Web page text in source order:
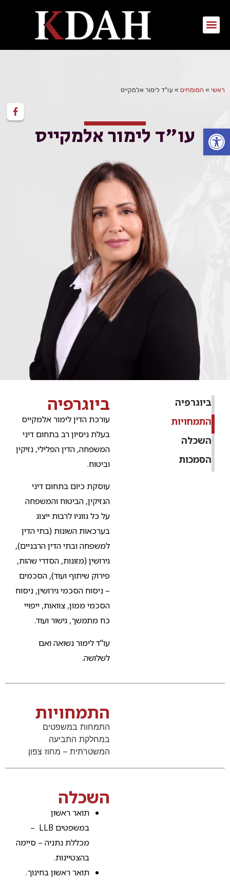
פתח סרגל נגישות
ראשי » המומחים » עו"ד לימור אלמקייס
עו"ד לימור אלמקייס
ביוגרפיה
התמחויות
השכלה
הסמכות
ביוגרפיה
עורכת הדין לימור אלמקייס
בעלת ניסיון רב בתחום דיני
המשפחה, הדין הפלילי, נזיקין
וביטוח.
עוסקת כיום בתחום דיני
הנזיקין, הביטוח והמשפחה
על כל גווניו לרבות ייצוג
בערכאות השונות (בתי הדין
למשפחה ובתי הדין הרבניים),
גירושין (מזונות, הסדרי שהות,
פירוק שיתוף ועוד), הסכמים
– ניסוח הסכמי גירושין, ניסוח
הסכמי ממון, צוואות, ייפויי
כח מתמשך, גישור ועוד.
עו"ד לימור נשואה ואם
לשלושה.
התמחויות
התמחות במשפטים
במחלקת התביעה
המשטרתית – מחוז צפון
השכלה
תואר ראשון
במשפטים LLB –
מכללת נתניה – סיימה
בהצטיינות.
תואר ראשון בחינוך.